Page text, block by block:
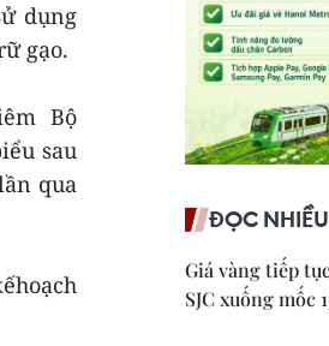
dụng
gạo.
Bộ
sau
qua
ĐỌC NHIỀU
Giá vàng tiếp
SJC xuống mốc